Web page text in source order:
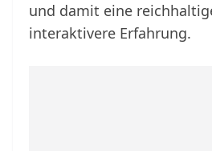
und damit eine
interaktivere Erfahrung.